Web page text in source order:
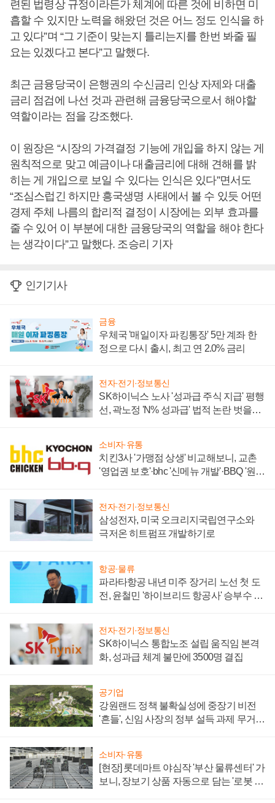
련된 법령상 규정이라든가 체계에 따른 것에 비하면 미
흡할 수 있지만 노력을 해왔던 것은 어느 정도 인식을 하
고 있다”며 “그 기준이 맞는지 틀리는지를 한번 봐줄 필
요는 있겠다고 본다”고 말했다.
최근 금융당국이 은행권의 수신금리 인상 자제와 대출
금리 점검에 나선 것과 관련해 금융당국으로서 해야할
역할이라는 점을 강조했다.
이 원장은 “시장의 가격결정 기능에 개입을 하지 않는 게
원칙적으로 맞고 예금이나 대출금리에 대해 견해를 밝
히는 게 개입으로 보일 수 있다는 인식은 있다”면서도
“조심스럽긴 하지만 흥국생명 사태에서 볼 수 있듯 어떤
경제 주체 나름의 합리적 결정이 시장에는 외부 효과를
줄 수 있어 이 부분에 대한 금융당국의 역할을 해야 한다
는 생각이다”고 말했다. 조승리 기자
인기기사
금융
우체국 '매일이자 파킹통장' 5만 계좌 한
정으로 다시 출시, 최고 연 2.0% 금리
전자·전기·정보통신
SK하이닉스 노사 '성과급 주식 지급' 평행
선, 곽노정 'N% 성과급' 법적 논란 벗을지
소비자·유통
치킨3사 '가맹점 상생' 비교해보니, 교촌
'영업권 보호'·bhc '신메뉴 개발'·BBQ '원가
전자·전기·정보통신
삼성전자, 미국 오크리지국립연구소와
극저온 히트펌프 개발하기로
항공·물류
파라타항공 내년 미주 장거리 노선 첫 도
전, 윤철민 '하이브리드 항공사' 승부수 통
전자·전기·정보통신
SK하이닉스 통합노조 설립 움직임 본격
화, 성과급 체계 불만에 3500명 결집
공기업
강원랜드 정책 불확실성에 중장기 비전
'흔들', 신임 사장의 정부 설득 과제 무거워
소비자·유통
[현장] 롯데마트 야심작 '부산 물류센터' 가
보니, 장보기 상품 자동으로 담는 '로봇 40